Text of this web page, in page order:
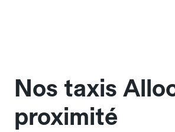
Nos taxis
proximité